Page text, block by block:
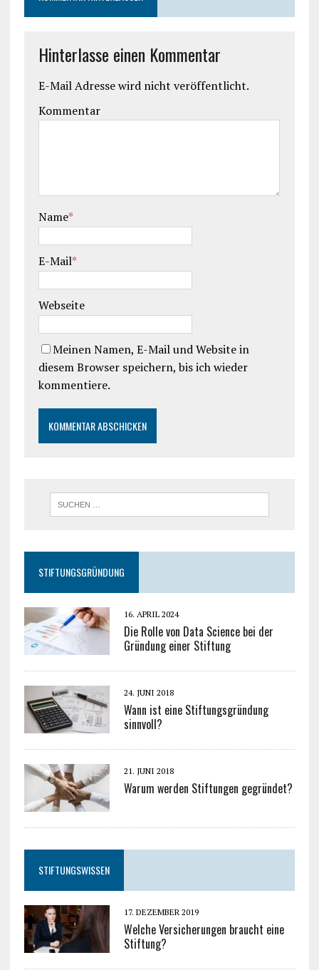
Hinterlasse einen Kommentar
E-Mail Adresse wird nicht veröffentlicht.
Kommentar
Name*
E-Mail*
Webseite
Meinen Namen, E-Mail und Website in
diesem Browser speichern, bis ich wieder
kommentiere.
STIFTUNGSGRÜNDUNG
16. APRIL 2024
Die Rolle von Data Science bei der
Gründung einer Stiftung
24. JUNI 2018
Wann ist eine Stiftungsgründung
sinnvoll?
21. JUNI 2018
Warum werden Stiftungen gegründet?
STIFTUNGSWISSEN
17. DEZEMBER 2019
Welche Versicherungen braucht eine
Stiftung?